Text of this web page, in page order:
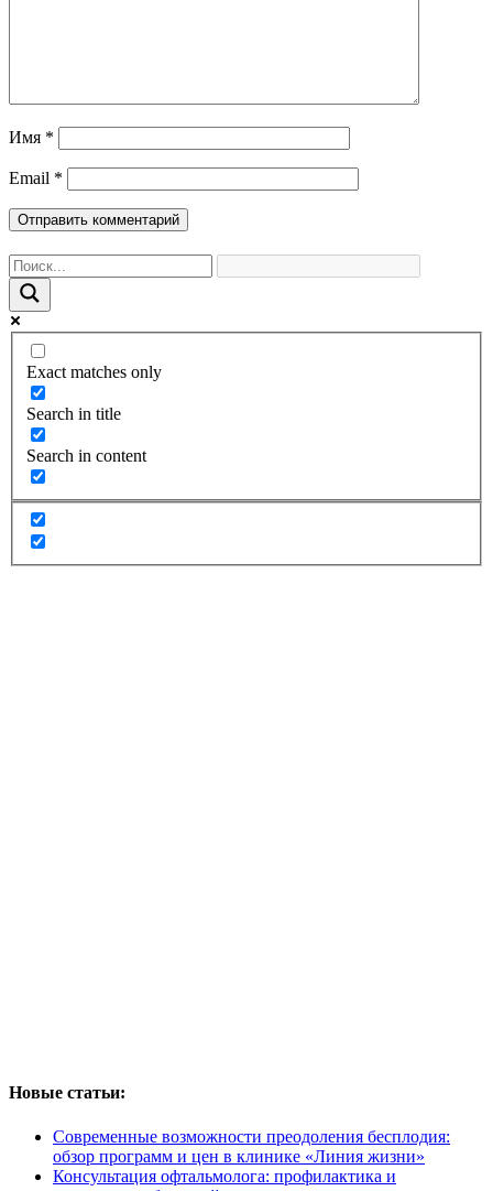
Имя *
Email *
Exact matches only
Search in title
Search in content
Новые статьи:
Современные возможности преодоления бесплодия:
обзор программ и цен в клинике «Линия жизни»
Консультация офтальмолога: профилактика и